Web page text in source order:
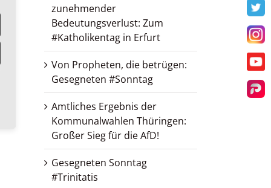
zunehmender
Bedeutungsverlust: Zum
#Katholikentag in Erfurt
Von Propheten, die betrügen:
Gesegneten #Sonntag
Amtliches Ergebnis der
Kommunalwahlen Thüringen:
Großer Sieg für die AfD!
Gesegneten Sonntag
#Trinitatis